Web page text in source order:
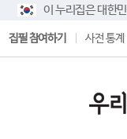
이 누리집은 대한
집필 참여하기 사전 통계